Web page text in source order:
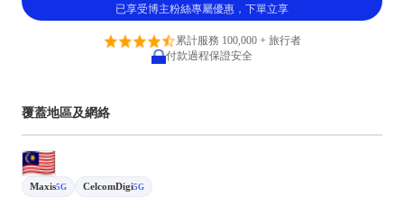
已享受博主粉絲專屬優惠，下單立享
累計服務 100,000 + 旅行者
付款過程保證安全
覆蓋地區及網絡
Maxis5G CelcomDigi5G